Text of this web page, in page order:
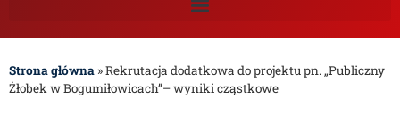
Strona główna »Rekrutacja dodatkowa do projektu pn. „Publiczny
Żłobek w Bogumiłowicach”– wyniki cząstkowe